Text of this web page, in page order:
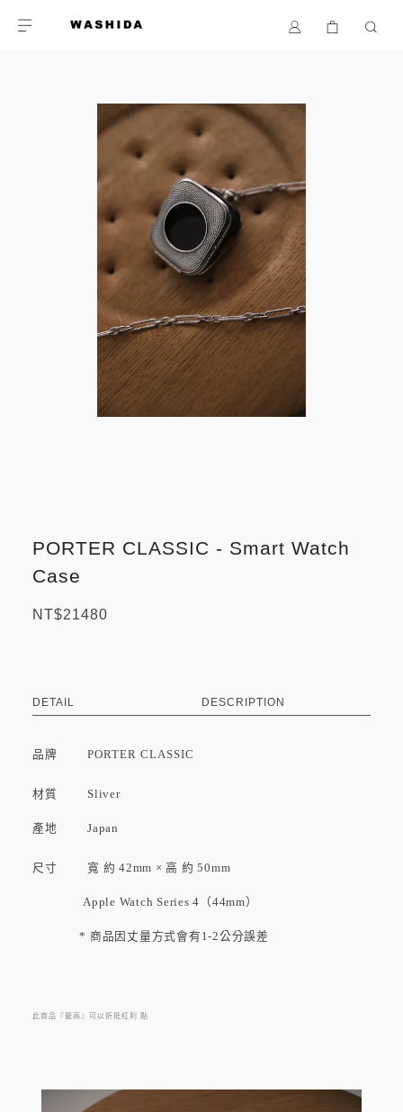
PORTER CLASSIC - Smart Watch
Case
NT$21480
DETAIL DESCRIPTION
品牌PORTER CLASSIC
材質 Sliver
產地 Japan
尺寸 寬 約 42mm × 高 約 50mm
Apple Watch Series 4（44mm）
* 商品因丈量方式會有1-2公分誤差
此商品『最高』可以折抵紅利 點